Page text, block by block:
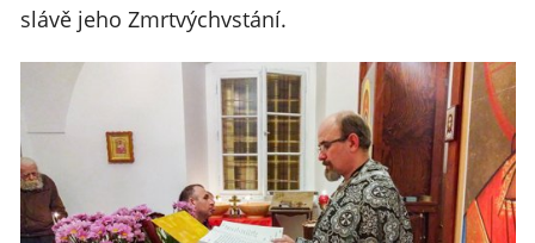
slávě jeho Zmrtvýchvstání.